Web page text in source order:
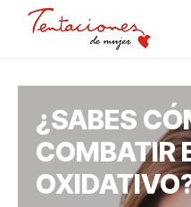
¿SABES
COMBATIR